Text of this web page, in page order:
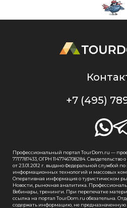
+7 (495)
Профессиональный портал TourDom.ru —
7717787433, ОГРН 1147746708284.
от 23.01.2012 г. выдано Федеральной службой по
информационных технологий и массовых
Оперативная информация о туристическом
Новости, рыночная аналитика.
Вебинары, тренинги. При перепечатке
ссылка на портал TourDom.ru обязательна.
содержать информацию, не предназначенную